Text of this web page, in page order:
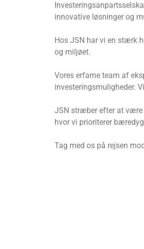
innovative løsninger og
Hos JSN har vi en stærk
og miljøet.
Vores erfarne team af
investeringsmuligheder.
JSN stræber efter at være
hvor vi prioriterer
Tag med os på rejsen